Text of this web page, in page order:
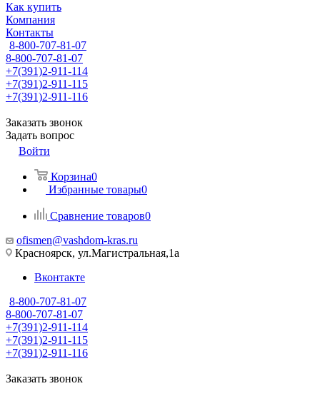
Как купить
Компания
Контакты
8-800-707-81-07
8-800-707-81-07
+7(391)2-911-114
+7(391)2-911-115
+7(391)2-911-116
Заказать звонок
Задать вопрос
Войти
Корзина0
Избранные товары0
Сравнение товаров0
ofismen@vashdom-kras.ru
Красноярск, ул.Магистральная,1а
Вконтакте
8-800-707-81-07
8-800-707-81-07
+7(391)2-911-114
+7(391)2-911-115
+7(391)2-911-116
Заказать звонок